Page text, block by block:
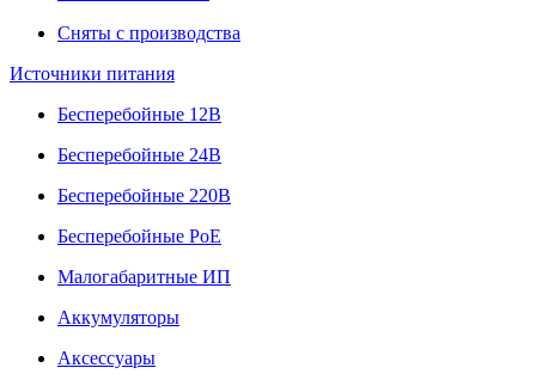
Сняты с производства
Источники питания
Бесперебойные 12В
Бесперебойные 24В
Бесперебойные 220В
Бесперебойные PoE
Малогабаритные ИП
Аккумуляторы
Аксессуары